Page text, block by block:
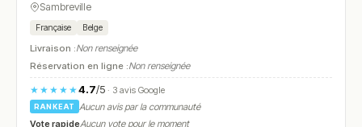
Sambreville
Française Belge
Livraison :Non renseignée
Réservation en ligne :Non renseignée
★★★★★4.7/5· 3 avis Google
RANKEAT
Aucun avis par la communauté
Vote rapideAucun vote pour le moment